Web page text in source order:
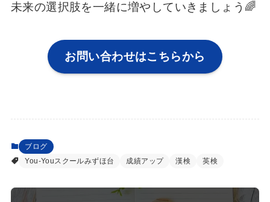
未来の選択肢を一緒に増やしていきましょう🌈
お問い合わせはこちらから
ブログ
You-Youスクールみずほ台
成績アップ 漢検 英検